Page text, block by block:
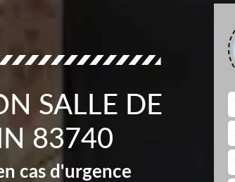
SALLE DE
83740
cas d'urgence